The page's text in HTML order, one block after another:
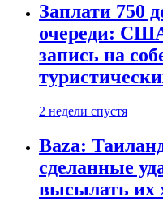
Заплати 750
очереди:
запись на
2 недели спустя
Baza:
сделанные
высылать их